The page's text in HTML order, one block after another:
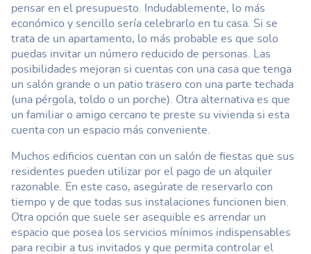
pensar en el presupuesto. Indudablemente, lo más
económico y sencillo sería celebrarlo en tu casa. Si se
trata de un apartamento, lo más probable es que solo
puedas invitar un número reducido de personas. Las
posibilidades mejoran si cuentas con una casa que tenga
un salón grande o un patio trasero con una parte techada
(una pérgola, toldo o un porche). Otra alternativa es que
un familiar o amigo cercano te preste su vivienda si esta
cuenta con un espacio más conveniente.
Muchos edificios cuentan con un salón de fiestas que sus
residentes pueden utilizar por el pago de un alquiler
razonable. En este caso, asegúrate de reservarlo con
tiempo y de que todas sus instalaciones funcionen bien.
Otra opción que suele ser asequible es arrendar un
espacio que posea los servicios mínimos indispensables
para recibir a tus invitados y que permita controlar el